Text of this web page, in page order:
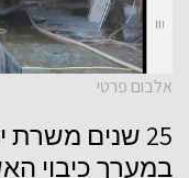
אלבום פרטי
25 שנים משרת
במערך כיבוי